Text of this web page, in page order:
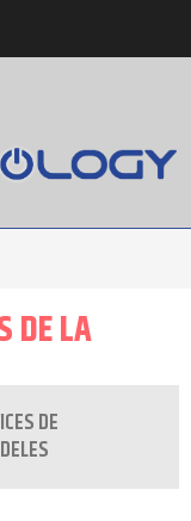
DE LA
DE